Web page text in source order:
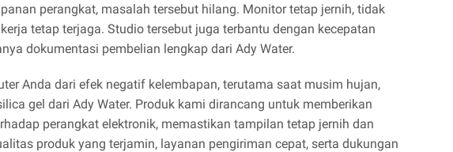
perangkat, masalah tersebut hilang. Monitor tetap jernih, tidak
tetap terjaga. Studio tersebut juga terbantu dengan kecepatan
dokumentasi pembelian lengkap dari Ady Water.
Anda dari efek negatif kelembapan, terutama saat musim hujan,
gel dari Ady Water. Produk kami dirancang untuk memberikan
perangkat elektronik, memastikan tampilan tetap jernih dan
produk yang terjamin, layanan pengiriman cepat, serta dukungan